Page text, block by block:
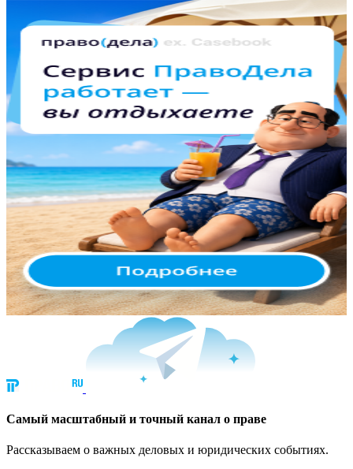
Cамый масштабный и точный канал о праве
Рассказываем о важных деловых и юридических событиях.